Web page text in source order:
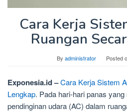
Cara Kerja
Ruangan
By administrator Posted
Exponesia.id –Cara Kerja Sistem
Lengkap. Pada hari-hari panas
pendinginan udara (AC) dalam